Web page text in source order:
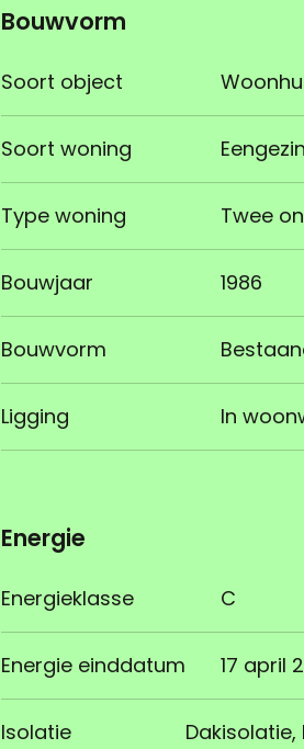
Bouwvorm
Soort object
Soort woning
Type woning Twee
Bouwjaar 1986
Bouwvorm
Ligging In
Energie
Energieklasse C
Energie einddatum 17 april
Isolatie